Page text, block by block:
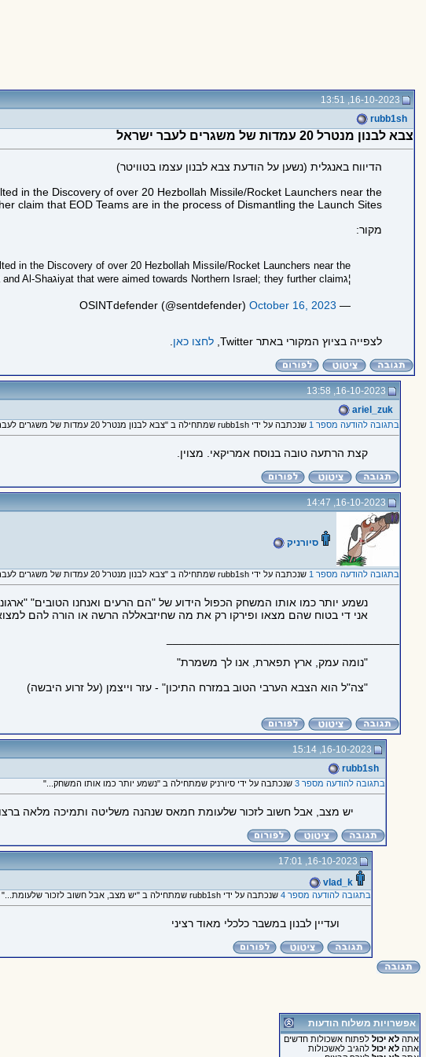
16-10-2023, 13:51
rubb1sh
צבא לבנון מנטרל 20 עמדות של משגרים לעבר ישראל
הדיווח באנגלית (נשען על הודעת צבא לבנון עצמו בטוויטר)
in the Discovery of over 20 Hezbollah Missile/Rocket Launchers near the
claim that EOD Teams are in the process of Dismantling the Launch Sites."
מקור:
in the Discovery of over 20 Hezbollah Missile/Rocket Launchers near the
Towns of Qalila and Al-Shaגiyat that were aimed towards Northern Israel; they further claimג¦
— OSINTdefender (@sentdefender)
October 16, 2023
לצפייה בציוץ המקורי באתר Twitter, לחצו כאן.
16-10-2023, 13:58
ariel_zuk
בתגובה להודעה מספר 1
שנכתבה על ידי rubb1sh שמתחילה ב "צבא לבנון מנטרל 20 עמדות של משגרים לעבר ישראל"
קצת הרתעה טובה בנוסח אמריקאי. מצוין.
16-10-2023, 14:47
סיורניק
בתגובה להודעה מספר 1 שנכתבה על ידי rubb1sh שמתחילה ב "צבא לבנון מנטרל 20 עמדות של משגרים לעבר ישראל"
נשמע יותר כמו אותו המשחק הכפול הידוע של "הם הרעים ואנחנו הטובים"
אני די בטוח שהם מצאו ופירקו רק את מה שחיזבאללה הרשה או הורה להם
"נומה עמק, ארץ תפארת, אנו לך משמרת"
"צה"ל הוא הצבא הערבי הטוב במזרח התיכון" - עזר וייצמן (על זרוע היבשה)
16-10-2023, 15:14
rubb1sh
בתגובה להודעה מספר 3
שנכתבה על ידי סיורניק שמתחילה ב "נשמע יותר כמו אותו המשחק..."
יש מצב, אבל חשוב לזכור שלעומת חמאס שנהנה משליטה ותמיכה מלאה
16-10-2023, 17:01
vlad_k
בתגובה להודעה מספר 4
שנכתבה על ידי rubb1sh שמתחילה ב "יש מצב, אבל חשוב לזכור שלעומת..."
ועדיין לבנון במשבר כלכלי מאוד רציני
אפשרויות משלוח הודעות
אתה לא יכוללפתוח אשכולות חדשים
אתה לא יכוללהגיב לאשכולות